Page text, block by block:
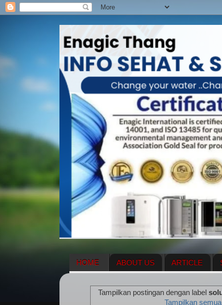
HOME ABOUT US ARTICLE
ENAGIC COMPENSATION PLAN
Tampilkan postingan dengan label
Tampilkan